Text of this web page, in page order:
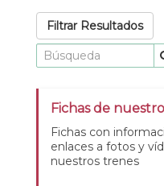
Filtrar Resultados
Fichas de
Fichas con
enlaces a fotos y
nuestros trenes